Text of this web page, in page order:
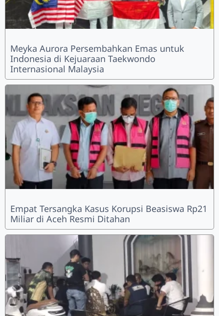
Meyka Aurora Persembahkan Emas untuk
Indonesia di Kejuaraan Taekwondo
Internasional Malaysia
Empat Tersangka Kasus Korupsi Beasiswa Rp21
Miliar di Aceh Resmi Ditahan